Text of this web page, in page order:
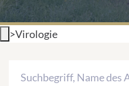
INTERNATIONALE PATIENTEN
LEICHTE SPRACHE
>Virologie